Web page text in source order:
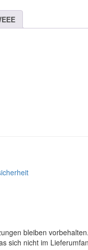
bleiben vorbehalten.
sich nicht im